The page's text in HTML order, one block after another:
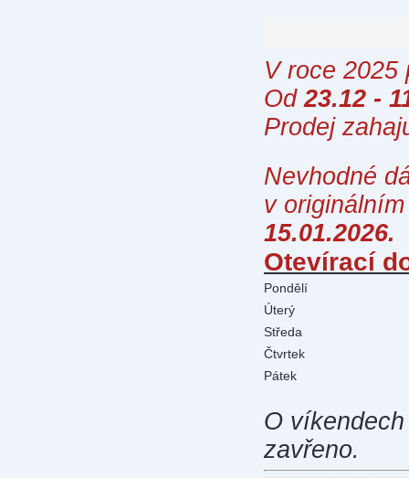
V roce
Od23.12 -
Prodej
Nevhodné
v
15.01.2026.
Otevírací
Pondělí
Úterý
Středa
Čtvrtek
Pátek
O
zavřeno.